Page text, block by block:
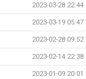
2023-03-28 22:44
2023-03-19 05:47
2023-02-28 09:52
2023-02-14 22:38
2023-01-09 20:01